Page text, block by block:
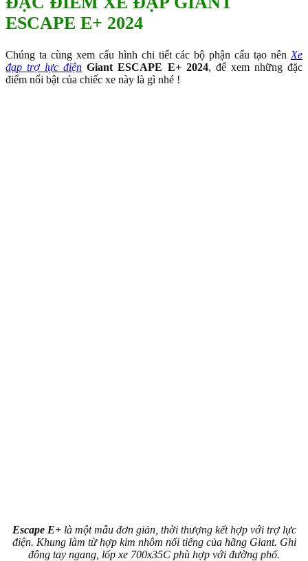
ESCAPE E+ 2024
Chúng ta cùng xem cấu hình chi tiết các bộ phận cấu tạo nên Xe
đạp trợ lực điện Giant ESCAPE E+ 2024, để xem những đặc
điểm nổi bật của chiếc xe này là gì nhé !
Escape E+là một mẫu đơn giản, thời thượng kết hợp với trợ lực
điện. Khung làm từ hợp kim nhôm nổi tiếng của hãng Giant. Ghi
đông tay ngang, lốp xe 700x35C phù hợp với đường phố.